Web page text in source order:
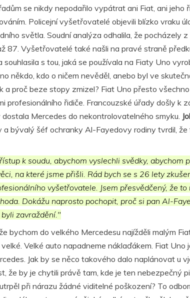
se nikdy nepodařilo vypátrat ani Fiat, ani jeho
Policejní vyšetřovatelé objevili blízko vraku
světla. Soudní analýza odhalila, že pocházely
87. Vyšetřovatelé také našli na pravé straně
souhlasila s tou, jaká se používala na Fiaty Uno
někdo, kdo o ničem nevěděl, anebo byl ve
a proč beze stopy zmizel? Fiat Uno přesto
profesionálního řidiče. Francouzské úřady došly k
Mercedes do nekontrolovatelného smyku.
a bývalý šéf ochranky Al-Fayedovy rodiny tvrdil, že
k soudu, abychom vyslechli svědky, abychom
na které jsme přišli. Rád bych se s 26 lety
vyšetřovatele. Jsem přesvědčený, že to
Dokážu naprosto pochopit, proč si pan Al-
zavraždění."
bychom do velkého Mercedesu najížděli malým
Velké auto napadneme náklaďákem. Fiat Uno
Jak by se něco takového dalo naplánovat u
že by je chytili právě tam, kde je ten nebezpečný
při nárazu žádné viditelné poškození? To